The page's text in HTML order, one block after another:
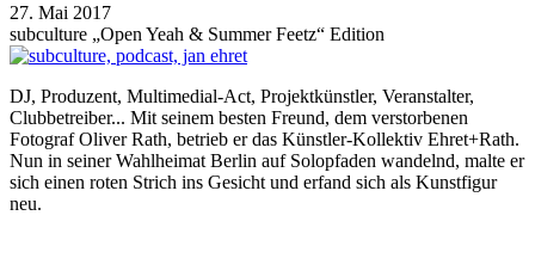
27. Mai 2017
subculture „Open Yeah & Summer Feetz“ Edition
DJ, Produzent, Multimedial-Act, Projektkünstler, Veranstalter,
Clubbetreiber... Mit seinem besten Freund, dem verstorbenen
Fotograf Oliver Rath, betrieb er das Künstler-Kollektiv Ehret+Rath.
Nun in seiner Wahlheimat Berlin auf Solopfaden wandelnd, malte er
sich einen roten Strich ins Gesicht und erfand sich als Kunstfigur
neu.